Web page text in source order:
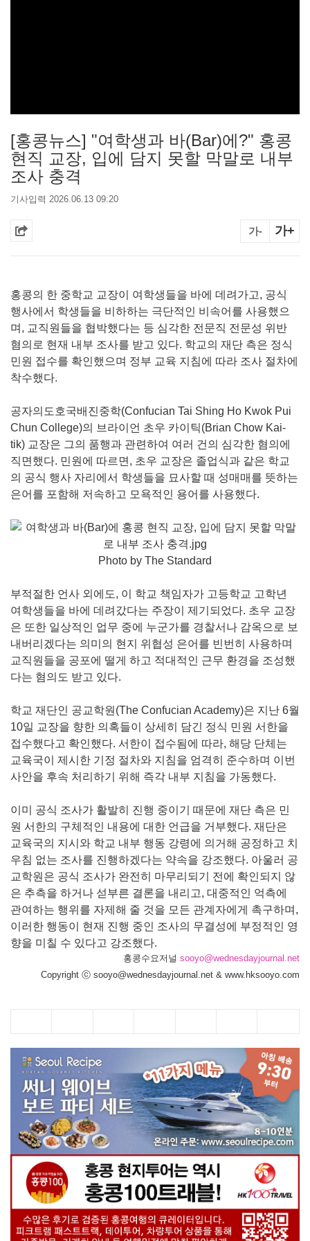
[홍콩뉴스] "여학생과 바(Bar)에?" 홍콩
현직 교장, 입에 담지 못할 막말로 내부
조사 충격
기사입력 2026.06.13 09:20
가- 가+
홍콩의 한 중학교 교장이 여학생들을 바에 데려가고, 공식
행사에서 학생들을 비하하는 극단적인 비속어를 사용했으
며, 교직원들을 협박했다는 등 심각한 전문직 전문성 위반
혐의로 현재 내부 조사를 받고 있다. 학교의 재단 측은 정식
민원 접수를 확인했으며 정부 교육 지침에 따라 조사 절차에
착수했다.
공자의도호국배진중학(Confucian Tai Shing Ho Kwok Pui
Chun College)의 브라이언 초우 카이틱(Brian Chow Kai-
tik) 교장은 그의 품행과 관련하여 여러 건의 심각한 혐의에
직면했다. 민원에 따르면, 초우 교장은 졸업식과 같은 학교
의 공식 행사 자리에서 학생들을 묘사할 때 성매매를 뜻하는
은어를 포함해 저속하고 모욕적인 용어를 사용했다.
Photo by The Standard
부적절한 언사 외에도, 이 학교 책임자가 고등학교 고학년
여학생들을 바에 데려갔다는 주장이 제기되었다. 초우 교장
은 또한 일상적인 업무 중에 누군가를 경찰서나 감옥으로 보
내버리겠다는 의미의 현지 위협성 은어를 빈번히 사용하며
교직원들을 공포에 떨게 하고 적대적인 근무 환경을 조성했
다는 혐의도 받고 있다.
학교 재단인 공교학원(The Confucian Academy)은 지난 6월
10일 교장을 향한 의혹들이 상세히 담긴 정식 민원 서한을
접수했다고 확인했다. 서한이 접수됨에 따라, 해당 단체는
교육국이 제시한 기정 절차와 지침을 엄격히 준수하며 이번
사안을 후속 처리하기 위해 즉각 내부 지침을 가동했다.
이미 공식 조사가 활발히 진행 중이기 때문에 재단 측은 민
원 서한의 구체적인 내용에 대한 언급을 거부했다. 재단은
교육국의 지시와 학교 내부 행동 강령에 의거해 공정하고 치
우침 없는 조사를 진행하겠다는 약속을 강조했다. 아울러 공
교학원은 공식 조사가 완전히 마무리되기 전에 확인되지 않
은 추측을 하거나 섣부른 결론을 내리고, 대중적인 억측에
관여하는 행위를 자제해 줄 것을 모든 관계자에게 촉구하며,
이러한 행동이 현재 진행 중인 조사의 무결성에 부정적인 영
향을 미칠 수 있다고 강조했다.
홍콩수요저널 sooyo@wednesdayjournal.net
Copyright ⓒ sooyo@wednesdayjournal.net & www.hksooyo.com